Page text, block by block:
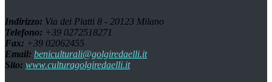
Indirizzo: Via dei Piatti 8 - 20123 Milano
Telefono: +39 0272518271
Fax: +39 02062455
Email: beniculturali@golgiredaelli.it
Sito: www.culturagolgiredaelli.it